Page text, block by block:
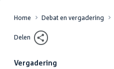
Home Debat en vergadering
Delen
Vergadering